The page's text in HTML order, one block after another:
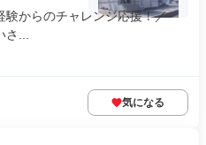
験からのチャレンジ応援！／
...
気になる